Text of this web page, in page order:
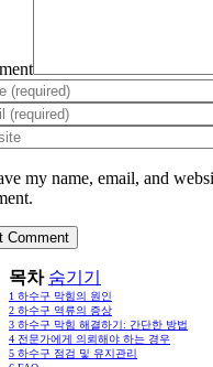
my name, email, and
목차 숨기기
1 하수구 막힘의 원인
2 하수구 역류의 증상
3 하수구 막힘 해결하기: 간단한 방법
4 전문가에게 의뢰해야 하는 경우
5 하수구 점검 및 유지관리